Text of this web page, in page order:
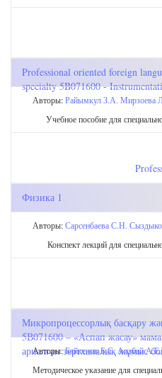
Professional oriented foreign
specialty 5B071600 -
Авторы:Райымкул З.А. Мирзоева
Учебное пособие для
Физика 1
Авторы:Сарсенбаева С.Н.
Конспект лекций для
Микропроцессорлық басқару
5В071600 – «Аспап жасау»
арналған зертханалық жұмыс
Авторы:Байкенов Б.С. Аязбай А.Е.
Методическое указание для